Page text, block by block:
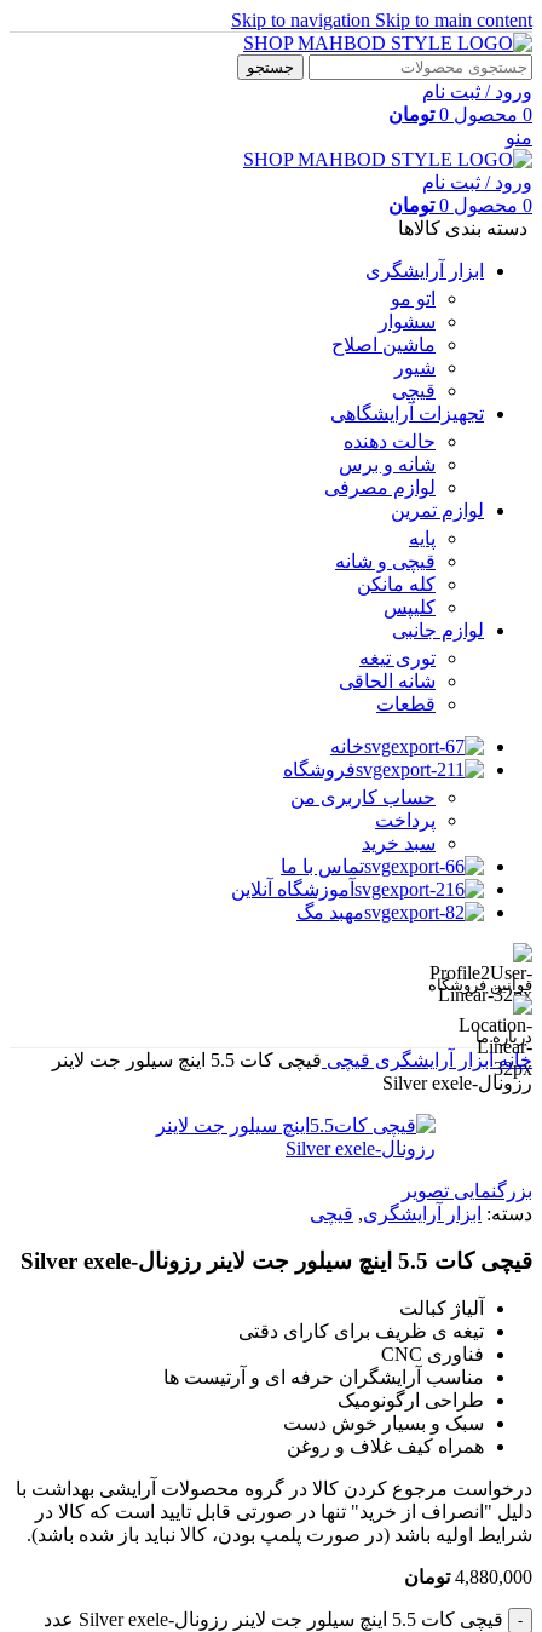
Skip to navigation Skip to main content
جستجو
ورود / ثبت نام
0 محصول 0 تومان
منو
ورود / ثبت نام
0 محصول 0 تومان
دسته بندی کالاها
ابزار آرایشگری
اتو مو
سشوار
ماشین اصلاح
شیور
قیچی
تجهیزات آرایشگاهی
حالت دهنده
شانه و برس
لوازم مصرفی
لوازم تمرین
پایه
قیچی و شانه
کله مانکن
کلیپس
لوازم جانبی
توری تیغه
شانه الحاقی
قطعات
خانه
فروشگاه
حساب کاربری من
پرداخت
سبد خرید
تماس با ما
آموزشگاه آنلاین
مهبد مگ
قوانین فروشگاه
درباره ما
خانهابزار آرایشگری قیچی
قیچی کات 5.5 اینچ سیلور جت لاینر
رزونال-Silver exele
بزرگنمایی تصویر
دسته: ابزار آرایشگری, قیچی
قیچی کات 5.5 اینچ سیلور جت لاینر رزونال-Silver exele
آلیاژ کبالت
تیغه ی ظریف برای کارای دقتی
فناوری CNC
مناسب آرایشگران حرفه ای و آرتیست ها
طراحی ارگونومیک
سبک و بسیار خوش دست
همراه کیف غلاف و روغن
درخواست مرجوع کردن کالا در گروه محصولات آرایشی بهداشت با
دلیل "انصراف از خرید" تنها در صورتی قابل تایید است که کالا در
شرایط اولیه باشد (در صورت پلمپ بودن، کالا نباید باز شده باشد).
4,880,000 تومان
قیچی کات 5.5 اینچ سیلور جت لاینر رزونال-Silver exele عدد